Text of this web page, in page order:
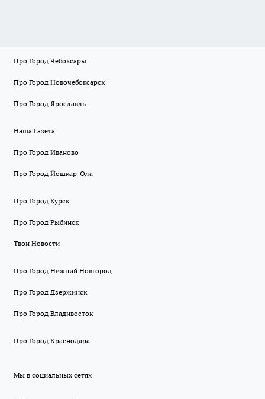
Про Город Чебоксары
Про Город Новочебоксарск
Про Город Ярославль
Наша Газета
Про Город Иваново
Про Город Йошкар-Ола
Про Город Курск
Про Город Рыбинск
Твои Новости
Про Город Нижний Новгород
Про Город Дзержинск
Про Город Владивосток
Про Город Краснодара
Мы в социальных сетях